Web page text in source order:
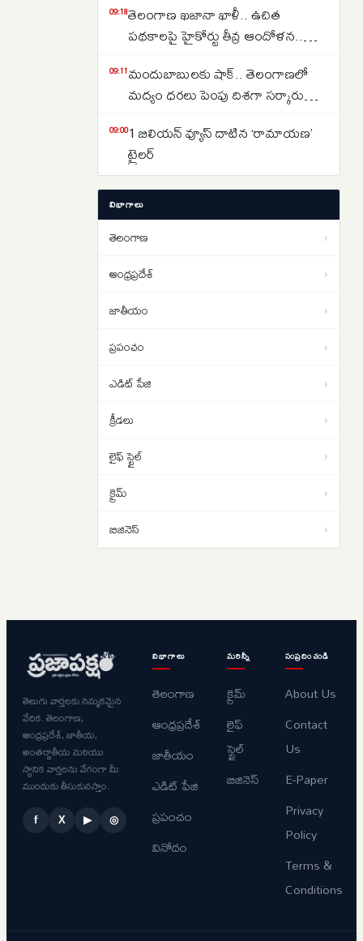
09:18తెలంగాణ ఖజానా ఖాళీ.. ఉచిత
పథకాలపై హైకోర్టు తీవ్ర ఆందోళన..
నిలదీత..
09:11మందుబాబులకు షాక్.. తెలంగాణలో
మద్యం ధరలు పెంపు దిశగా సర్కారు
09:001 బిలియన్ వ్యూస్ దాటిన ‘రామాయణ’
ట్రైలర్
08:58ఆగస్టు 15న ‘ఖడ్గం’ రీరిలీజ్
‘ది ప్యారడైజ్’ ట్రైలర్ అంతా రక్తమే
విభాగాలు
తెలంగాణ ›
ఆంధ్రప్రదేశ్ ›
జాతీయం ›
ప్రపంచం ›
ఎడిట్ పేజి ›
క్రీడలు ›
లైఫ్ స్టైల్ ›
క్రైమ్ ›
బిజినెస్ ›
తెలుగు వార్తలకు నమ్మకమైన
వేదిక. తెలంగాణ,
ఆంధ్రప్రదేశ్, జాతీయ,
అంతర్జాతీయ మరియు
స్థానిక వార్తలను వేగంగా మీ
ముందుకు తీసుకువస్తాం.
f X ▶ ◎
విభాగాలు
తెలంగాణ
ఆంధ్రప్రదేశ్
జాతీయం
ఎడిట్ పేజి
ప్రపంచం
వినోదం
మరిన్నీ
క్రైమ్
లైఫ్
స్టైల్
బిజినెస్
సంప్రదించండి
About Us
Contact
Us
E-Paper
Privacy
Policy
Terms &
Conditions